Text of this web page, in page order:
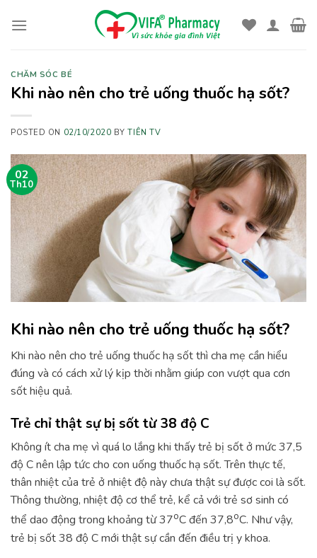
CHĂM SÓC BÉ
Khi nào nên cho trẻ uống thuốc hạ sốt?
POSTED ON 02/10/2020 BYTIÊN TV
02
Th10
Khi nào nên cho trẻ uống thuốc hạ sốt?
Khi nào nên cho trẻ uống thuốc hạ sốt thì cha mẹ cần hiểu
đúng và có cách xử lý kịp thời nhằm giúp con vượt qua cơn
sốt hiệu quả.
Trẻ chỉ thật sự bị sốt từ 38 độ C
Không ít cha mẹ vì quá lo lắng khi thấy trẻ bị sốt ở mức 37,5
độ C nên lập tức cho con uống thuốc hạ sốt. Trên thực tế,
thân nhiệt của trẻ ở nhiệt độ này chưa thật sự được coi là sốt.
Thông thường, nhiệt độ cơ thể trẻ, kể cả với trẻ sơ sinh có
thể dao động trong khoảng từ 37oC đến 37,8oC. Như vậy,
trẻ bị sốt 38 độ C mới thật sự cần đến điều trị y khoa.